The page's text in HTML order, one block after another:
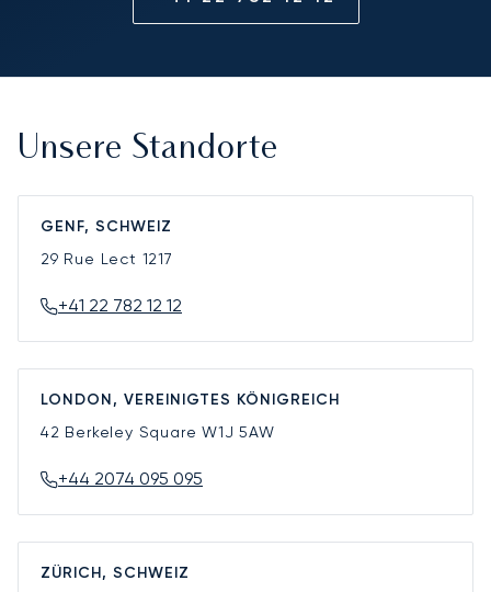
Unsere Standorte
GENF, SCHWEIZ
29 Rue Lect 1217
+41 22 782 12 12
LONDON, VEREINIGTES KÖNIGREICH
42 Berkeley SquareW1J 5AW
+44 2074 095 095
ZÜRICH, SCHWEIZ